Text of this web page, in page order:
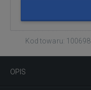
Kod towaru: 100698
OPIS